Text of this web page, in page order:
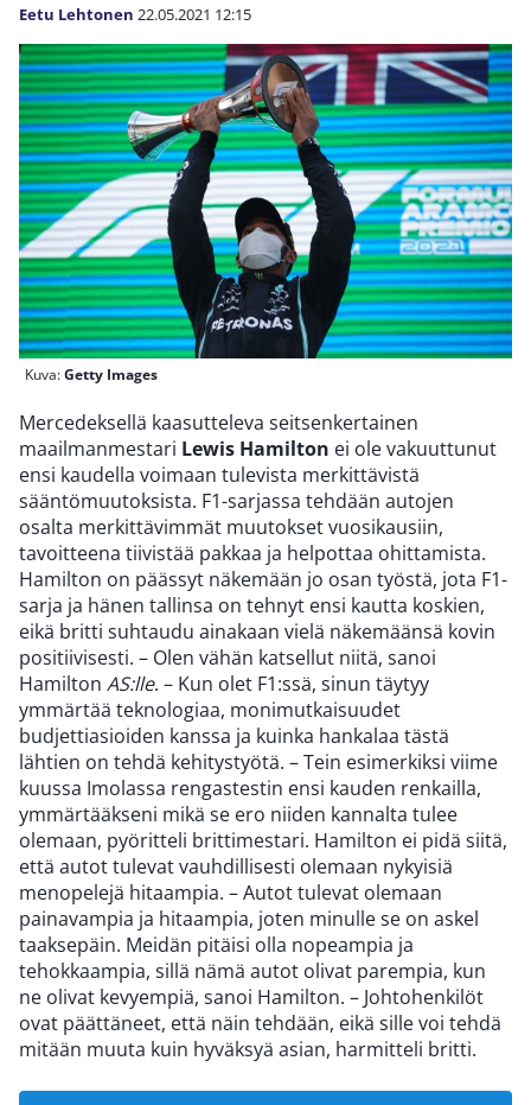
Eetu Lehtonen 22.05.2021 12:15
Kuva:Getty Images
Mercedeksellä kaasutteleva seitsenkertainen
maailmanmestari Lewis Hamilton ei ole vakuuttunut
ensi kaudella voimaan tulevista merkittävistä
sääntömuutoksista. F1-sarjassa tehdään autojen
osalta merkittävimmät muutokset vuosikausiin,
tavoitteena tiivistää pakkaa ja helpottaa ohittamista.
Hamilton on päässyt näkemään jo osan työstä, jota F1-
sarja ja hänen tallinsa on tehnyt ensi kautta koskien,
eikä britti suhtaudu ainakaan vielä näkemäänsä kovin
positiivisesti. – Olen vähän katsellut niitä, sanoi
Hamilton AS:lle. – Kun olet F1:ssä, sinun täytyy
ymmärtää teknologiaa, monimutkaisuudet
budjettiasioiden kanssa ja kuinka hankalaa tästä
lähtien on tehdä kehitystyötä. – Tein esimerkiksi viime
kuussa Imolassa rengastestin ensi kauden renkailla,
ymmärtääkseni mikä se ero niiden kannalta tulee
olemaan, pyöritteli brittimestari. Hamilton ei pidä siitä,
että autot tulevat vauhdillisesti olemaan nykyisiä
menopelejä hitaampia. – Autot tulevat olemaan
painavampia ja hitaampia, joten minulle se on askel
taaksepäin. Meidän pitäisi olla nopeampia ja
tehokkaampia, sillä nämä autot olivat parempia, kun
ne olivat kevyempiä, sanoi Hamilton. – Johtohenkilöt
ovat päättäneet, että näin tehdään, eikä sille voi tehdä
mitään muuta kuin hyväksyä asian, harmitteli britti.